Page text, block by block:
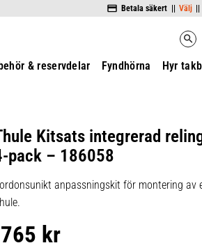
Betala säkert || Välj ||
search
& reservdelar Fyndhörna Hyr
Kitsats integrerad
pack – 186058
anpassningskit för montering av
765 kr